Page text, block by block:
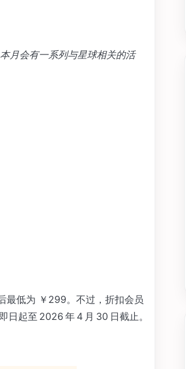
月会有一系列与星球相关的活
最低为 ￥299。不过，折扣会员
起至 2026 年 4 月 30 日截止。